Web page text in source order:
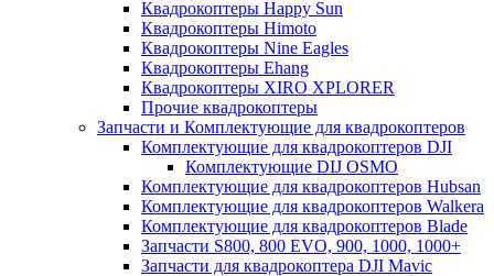
Квадрокоптеры Happy Sun
Квадрокоптеры Himoto
Квадрокоптеры Nine Eagles
Квадрокоптеры Ehang
Квадрокоптеры XIRO XPLORER
Прочие квадрокоптеры
Запчасти и Комплектующие для квадрокоптеров
Комплектующие для квадрокоптеров DJI
Комплектующие DIJ OSMO
Комплектующие для квадрокоптеров Hubsan
Комплектующие для квадрокоптеров Walkera
Комплектующие для квадрокоптеров Blade
Запчасти S800, 800 EVO, 900, 1000, 1000+
Запчасти для квадрокоптера DJI Mavic